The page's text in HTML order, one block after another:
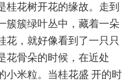
桂花树开花的缘故。走到
簇簇绿叶丛中，藏着一朵
花，就好像看到了一只只
花骨朵的时候，在近处
小米粒。当桂花盛 开的时